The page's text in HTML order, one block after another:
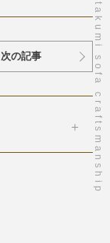
takumi sofa craftsmanship
次の記事